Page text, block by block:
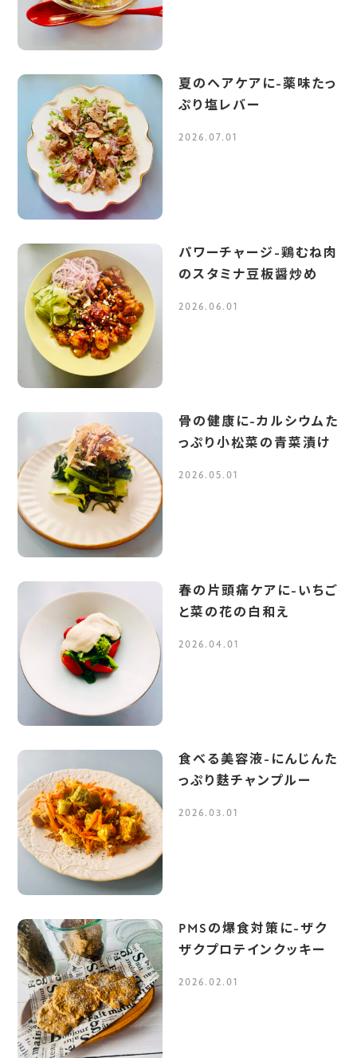
夏のヘアケアに-薬味たっ
ぷり塩レバー
2026.07.01
パワーチャージ-鶏むね肉
のスタミナ豆板醤炒め
2026.06.01
骨の健康に-カルシウムた
っぷり小松菜の青菜漬け
2026.05.01
春の片頭痛ケアに-いちご
と菜の花の白和え
2026.04.01
食べる美容液-にんじんた
っぷり麩チャンプルー
2026.03.01
PMSの爆食対策に-ザク
ザクプロテインクッキー
2026.02.01